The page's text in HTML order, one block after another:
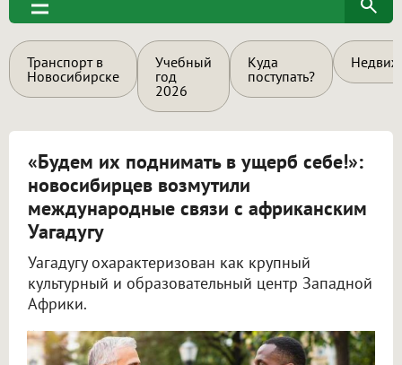
Транспорт в
Новосибирске
Учебный
год
2026
Куда
поступать?
«Будем их поднимать в ущерб себе!»:
новосибирцев возмутили
международные связи с африканским
Уагадугу
Уагадугу охарактеризован как крупный
культурный и образовательный центр Западной
Африки.